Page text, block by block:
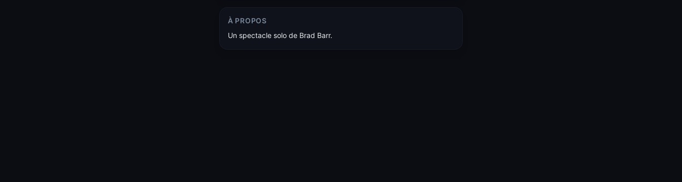
À PROPOS
Un spectacle solo de Brad Barr.